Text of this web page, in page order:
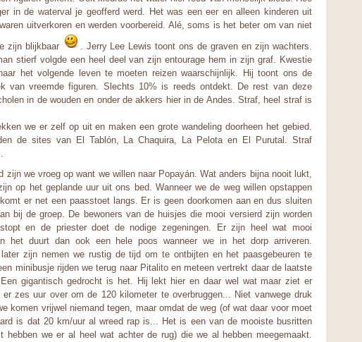
in de waterval je geofferd werd. Het was een eer en alleen kinderen uit
uitverkoren en werden voorbereid. Alé, soms is het beter om van niet
zijn blijkbaar
. Jerry Lee Lewis toont ons de graven en zijn wachters.
stierf volgde een heel deel van zijn entourage hem in zijn graf. Kwestie
het volgende leven te moeten reizen waarschijnlijk. Hij toont ons de
van vreemde figuren. Slechts 10% is reeds ontdekt. De rest van deze
in de wouden en onder de akkers hier in de Andes. Straf, heel straf is
we er zelf op uit en maken een grote wandeling doorheen het gebied.
de sites van El Tablón, La Chaquira, La Pelota en El Purutal. Straf
zijn we vroeg op want we willen naar Popayán. Wat anders bijna nooit lukt,
op het geplande uur uit ons bed. Wanneer we de weg willen opstappen
er net een paasstoet langs. Er is geen doorkomen aan en dus sluiten
bij de groep. De bewoners van de huisjes die mooi versierd zijn worden
en de priester doet de nodige zegeningen. Er zijn heel wat mooi
het duurt dan ook een hele poos wanneer we in het dorp arriveren.
zijn nemen we rustig de tijd om te ontbijten en het paasgebeuren te
minibusje rijden we terug naar Pitalito en meteen vertrekt daar de laatste
gigantisch gedrocht is het. Hij lekt hier en daar wel wat maar ziet er
zes uur over om de 120 kilometer te overbruggen... Niet vanwege druk
komen vrijwel niemand tegen, maar omdat de weg (of wat daar voor moet
is dat 20 km/uur al wreed rap is... Het is een van de mooiste busritten
hebben we er al heel wat achter de rug) die we al hebben meegemaakt.